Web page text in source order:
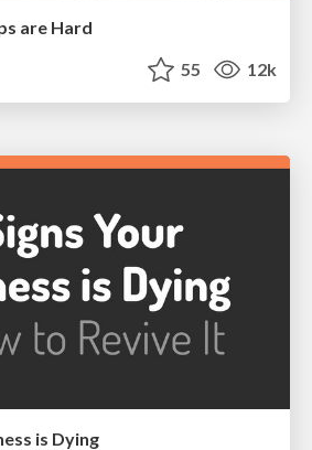
are Hard
55 12k
is Dying